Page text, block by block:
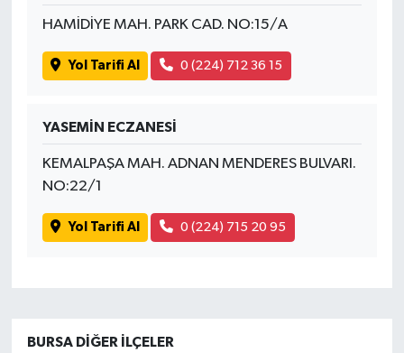
HAMİDİYE MAH. PARK CAD. NO:15/A
Yol Tarifi Al 0 (224) 712 36 15
YASEMİN ECZANESİ
KEMALPAŞA MAH. ADNAN MENDERES BULVARI.
NO:22/1
Yol Tarifi Al 0 (224) 715 20 95
BURSA DIĞER İLÇELER